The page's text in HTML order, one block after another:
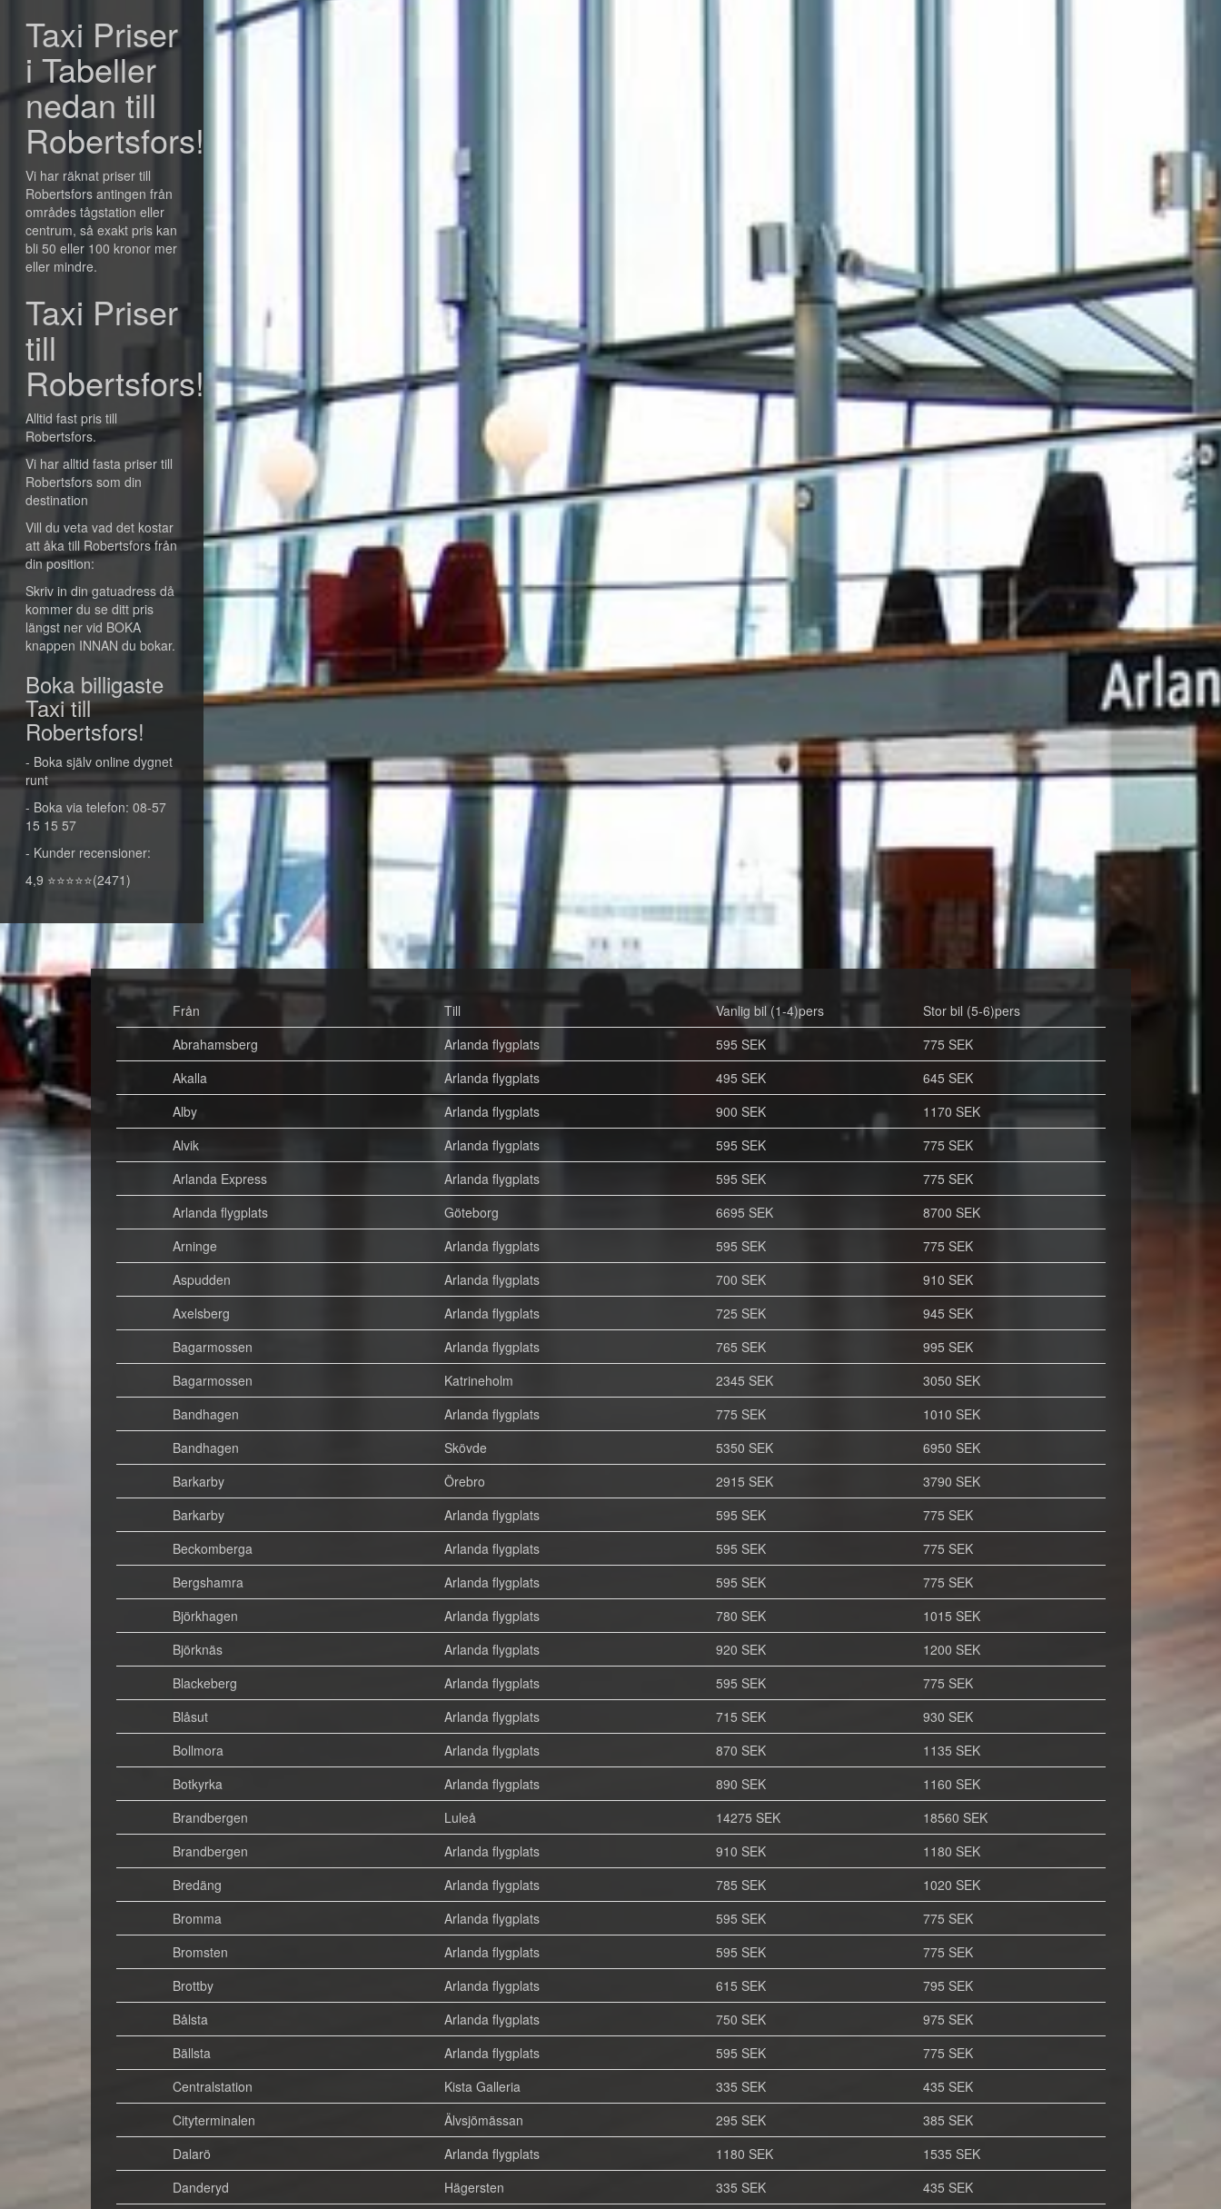
Taxi Priser
i Tabeller
nedan till
Robertsfors!
Vi har räknat priser till
Robertsfors antingen från
områdes tågstation eller
centrum, så exakt pris kan
bli 50 eller 100 kronor mer
eller mindre.
Taxi Priser
till
Robertsfors!
Alltid fast pris till
Robertsfors.
Vi har alltid fasta priser till
Robertsfors som din
destination
Vill du veta vad det kostar
att åka till Robertsfors från
din position:
Skriv in din gatuadress då
kommer du se ditt pris
längst ner vid BOKA
knappen INNAN du bokar.
Boka billigaste
Taxi till
Robertsfors!
- Boka själv online dygnet
runt
- Boka via telefon: 08-57
15 15 57
- Kunder recensioner:
4,9 ⭐⭐⭐⭐⭐(2471)
Från Till Vanlig bil (1-4)pers
Stor bil (5-6)pers
Abrahamsberg
Arlanda flygplats 595 SEK
775 SEK
Akalla
Arlanda flygplats 495 SEK
645 SEK
Alby
Arlanda flygplats 900 SEK
1170 SEK
Alvik
Arlanda flygplats 595 SEK
775 SEK
Arlanda Express
Arlanda flygplats 595 SEK
775 SEK
Arlanda flygplats
Göteborg 6695 SEK
8700 SEK
Arninge
Arlanda flygplats 595 SEK
775 SEK
Aspudden
Arlanda flygplats 700 SEK
910 SEK
Axelsberg
Arlanda flygplats 725 SEK
945 SEK
Bagarmossen
Arlanda flygplats 765 SEK
995 SEK
Bagarmossen
Katrineholm 2345 SEK
3050 SEK
Bandhagen
Arlanda flygplats 775 SEK
1010 SEK
Bandhagen
Skövde 5350 SEK
6950 SEK
Barkarby
Örebro 2915 SEK
3790 SEK
Barkarby
Arlanda flygplats 595 SEK
775 SEK
Beckomberga
Arlanda flygplats 595 SEK
775 SEK
Bergshamra
Arlanda flygplats 595 SEK
775 SEK
Björkhagen
Arlanda flygplats 780 SEK
1015 SEK
Björknäs
Arlanda flygplats 920 SEK
1200 SEK
Blackeberg
Arlanda flygplats 595 SEK
775 SEK
Blåsut
Arlanda flygplats 715 SEK
930 SEK
Bollmora
Arlanda flygplats 870 SEK
1135 SEK
Botkyrka
Arlanda flygplats 890 SEK
1160 SEK
Brandbergen
Luleå 14275 SEK
18560 SEK
Brandbergen
Arlanda flygplats 910 SEK
1180 SEK
Bredäng
Arlanda flygplats 785 SEK
1020 SEK
Bromma
Arlanda flygplats 595 SEK
775 SEK
Bromsten
Arlanda flygplats 595 SEK
775 SEK
Brottby
Arlanda flygplats 615 SEK
795 SEK
Bålsta
Arlanda flygplats 750 SEK
975 SEK
Bällsta
Arlanda flygplats 595 SEK
775 SEK
Centralstation
Kista Galleria 335 SEK
435 SEK
Cityterminalen
Älvsjömässan 295 SEK
385 SEK
Dalarö
Arlanda flygplats 1180 SEK
1535 SEK
Danderyd
Hägersten 335 SEK 435 SEK